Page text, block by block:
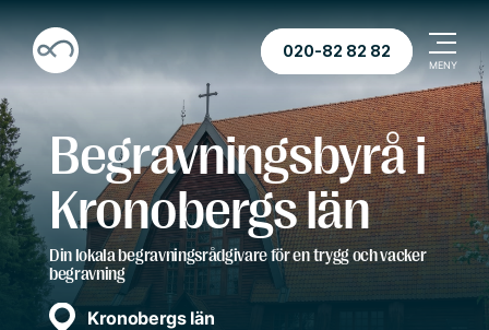
020-82 82 82
Begravningsbyrå i
Kronobergs län
Din lokala begravningsrådgivare för en trygg och vacker
begravning
Kronobergs län